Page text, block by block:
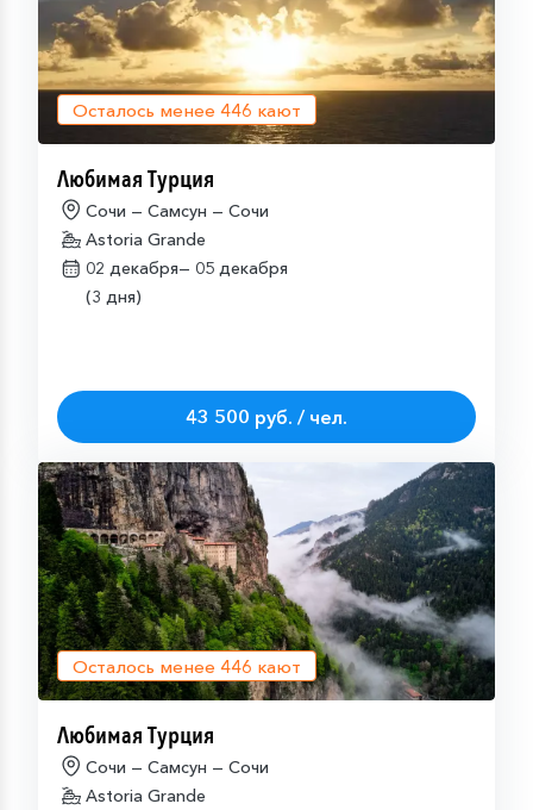
Осталось менее 446 кают
Любимая Турция
Сочи — Самсун — Сочи
Astoria Grande
02 декабря— 05 декабря
(3 дня)
43 500 руб. / чел.
Осталось менее 446 кают
Любимая Турция
Сочи — Самсун — Сочи
Astoria Grande